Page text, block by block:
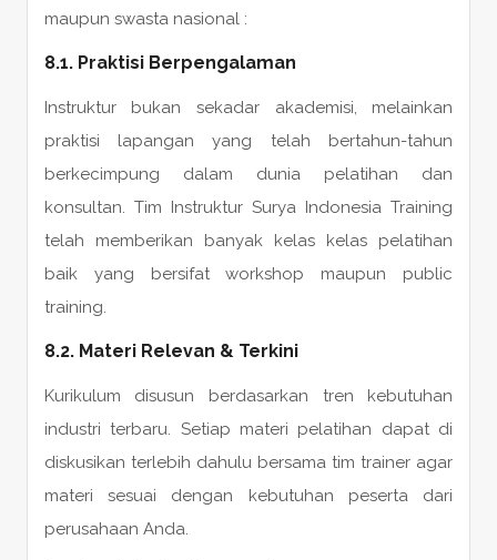
maupun swasta nasional :
8.1. Praktisi Berpengalaman
Instruktur bukan sekadar akademisi, melainkan
praktisi lapangan yang telah bertahun-tahun
berkecimpung dalam dunia pelatihan dan
konsultan. Tim Instruktur Surya Indonesia Training
telah memberikan banyak kelas kelas pelatihan
baik yang bersifat workshop maupun public
training.
8.2. Materi Relevan & Terkini
Kurikulum disusun berdasarkan tren kebutuhan
industri terbaru. Setiap materi pelatihan dapat di
diskusikan terlebih dahulu bersama tim trainer agar
materi sesuai dengan kebutuhan peserta dari
perusahaan Anda.